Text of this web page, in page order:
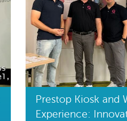
Prestop Kiosk and
Experience: